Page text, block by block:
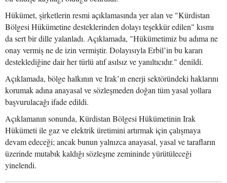
Hükümet, şirketlerin resmi açıklamasında yer alan ve "Kürdistan
Bölgesi Hükümetine desteklerinden dolayı teşekkür edilen" kısmı
da sert bir dille yalanladı. Açıklamada, "Hükümetimiz bu adıma ne
onay vermiş ne de izin vermiştir. Dolayısıyla Erbil’in bu kararı
desteklediğine dair her türlü atıf asılsız ve yanıltıcıdır." denildi.
Açıklamada, bölge halkının ve Irak’ın enerji sektöründeki haklarını
korumak adına anayasal ve sözleşmeden doğan tüm yasal yollara
başvurulacağı ifade edildi.
Açıklamanın sonunda, Kürdistan Bölgesi Hükümetinin Irak
Hükümeti ile gaz ve elektrik üretimini artırmak için çalışmaya
devam edeceği; ancak bunun yalnızca anayasal, yasal ve tarafların
üzerinde mutabık kaldığı sözleşme zemininde yürütüleceği
yinelendi.